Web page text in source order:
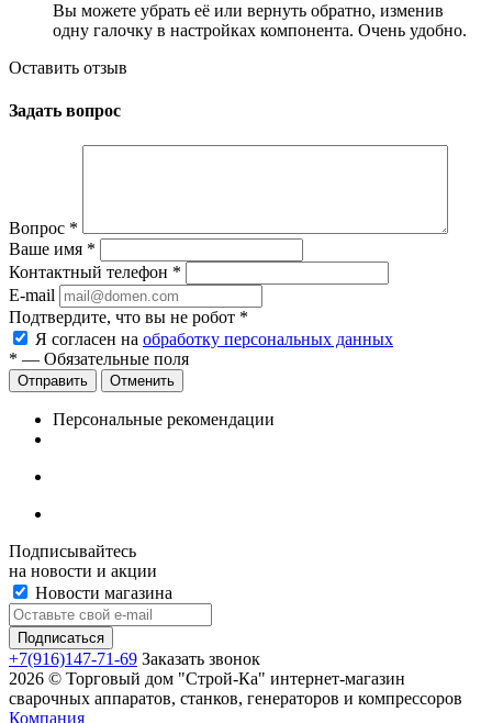
Вы можете убрать её или вернуть обратно, изменив
одну галочку в настройках компонента. Очень удобно.
Оставить отзыв
Задать вопрос
Вопрос *
Ваше имя *
Контактный телефон *
E-mail
Подтвердите, что вы не робот *
Я согласен на обработку персональных данных
* — Обязательные поля
Отменить
Персональные рекомендации
Подписывайтесь
на новости и акции
Новости магазина
+7(916)147-71-69 Заказать звонок
2026 © Торговый дом "Строй-Ка" интернет-магазин
сварочных аппаратов, станков, генераторов и компрессоров
Компания